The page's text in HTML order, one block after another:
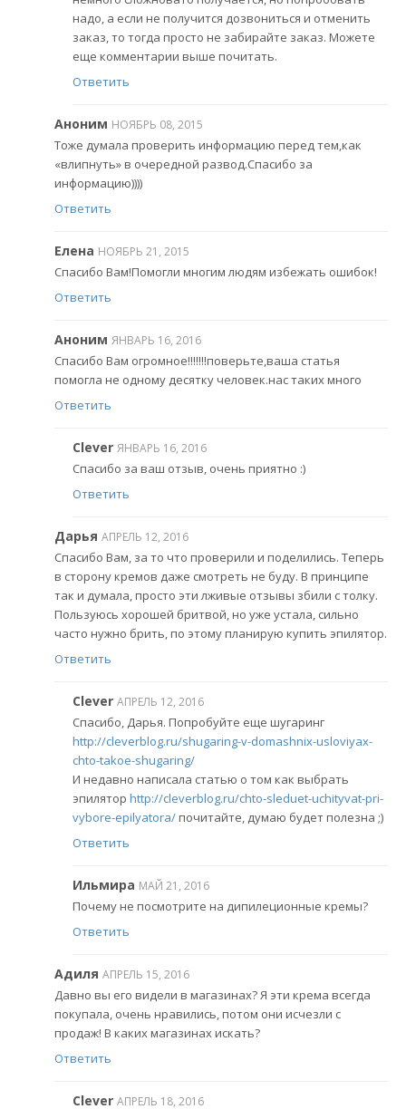
надо, а если не получится дозвониться и отменить
заказ, то тогда просто не забирайте заказ. Можете
еще комментарии выше почитать.
Ответить
Аноним НОЯБРЬ 08, 2015
Тоже думала проверить информацию перед тем,как
«влипнуть» в очередной развод.Спасибо за
информацию))))
Ответить
Елена НОЯБРЬ 21, 2015
Спасибо Вам!Помогли многим людям избежать ошибок!
Ответить
Аноним ЯНВАРЬ 16, 2016
Спасибо Вам огромное!!!!!!!поверьте,ваша статья
помогла не одному десятку человек.нас таких много
Ответить
Clever ЯНВАРЬ 16, 2016
Спасибо за ваш отзыв, очень приятно :)
Ответить
Дарья АПРЕЛЬ 12, 2016
Спасибо Вам, за то что проверили и поделились. Теперь
в сторону кремов даже смотреть не буду. В принципе
так и думала, просто эти лживые отзывы збили с толку.
Пользуюсь хорошей бритвой, но уже устала, сильно
часто нужно брить, по этому планирую купить эпилятор.
Ответить
Clever АПРЕЛЬ 12, 2016
Спасибо, Дарья. Попробуйте еще шугаринг
http://cleverblog.ru/shugaring-v-domashnix-usloviyax-
chto-takoe-shugaring/
И недавно написала статью о том как выбрать
эпилятор http://cleverblog.ru/chto-sleduet-uchityvat-pri-
vybore-epilyatora/почитайте, думаю будет полезна ;)
Ответить
Ильмира МАЙ 21, 2016
Почему не посмотрите на дипилеционные кремы?
Ответить
Адиля АПРЕЛЬ 15, 2016
Давно вы его видели в магазинах? Я эти крема всегда
покупала, очень нравились, потом они исчезли с
продаж! В каких магазинах искать?
Ответить
Clever АПРЕЛЬ 18, 2016